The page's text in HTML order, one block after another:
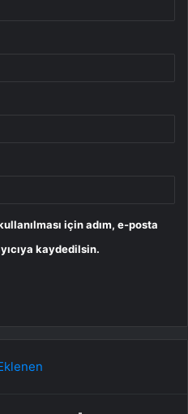
için adım, e-posta
kaydedilsin.